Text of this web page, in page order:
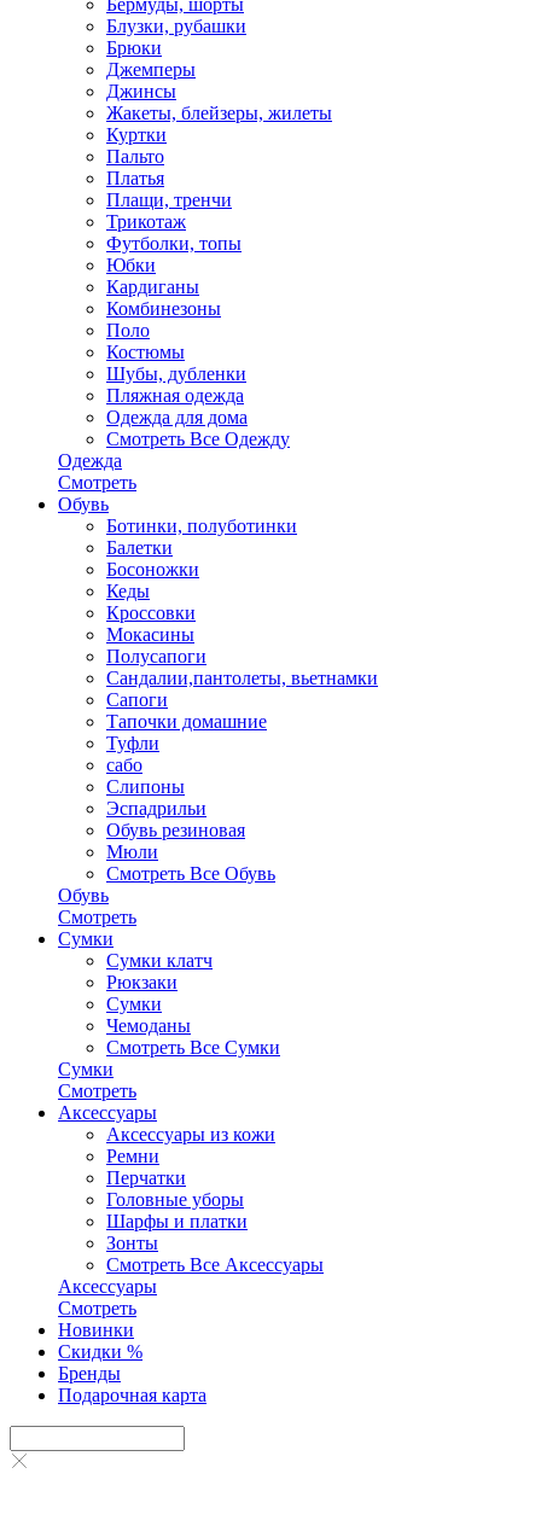
Блузки, рубашки
Брюки
Джемперы
Джинсы
Жакеты, блейзеры, жилеты
Куртки
Пальто
Платья
Плащи, тренчи
Трикотаж
Футболки, топы
Юбки
Кардиганы
Комбинезоны
Поло
Костюмы
Шубы, дубленки
Пляжная одежда
Одежда для дома
Смотреть Все Одежду
Одежда
Смотреть
Обувь
Ботинки, полуботинки
Балетки
Босоножки
Кеды
Кроссовки
Мокасины
Полусапоги
Сандалии,пантолеты, вьетнамки
Сапоги
Тапочки домашние
Туфли
сабо
Слипоны
Эспадрильи
Обувь резиновая
Мюли
Смотреть Все Обувь
Обувь
Смотреть
Сумки
Сумки клатч
Рюкзаки
Сумки
Чемоданы
Смотреть Все Сумки
Сумки
Смотреть
Аксессуары
Аксессуары из кожи
Ремни
Перчатки
Головные уборы
Шарфы и платки
Зонты
Смотреть Все Аксессуары
Аксессуары
Смотреть
Новинки
Скидки %
Бренды
Подарочная карта